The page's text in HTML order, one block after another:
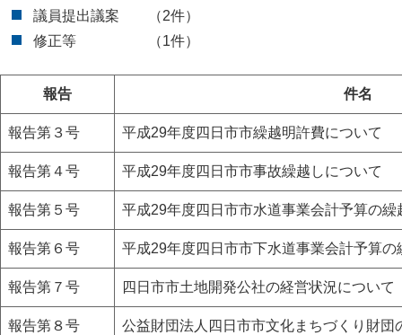
議員提出議案 （2件）
修正等 （1件）
報告 件名
報告第３号 平成29年度四日市市繰越明許費について
報告第４号 平成29年度四日市市事故繰越しについて
報告第５号 平成29年度四日市市水道事業会計予算の繰
報告第６号 平成29年度四日市市下水道事業会計予算の
報告第７号 四日市市土地開発公社の経営状況について
報告第８号 公益財団法人四日市市文化まちづくり財団